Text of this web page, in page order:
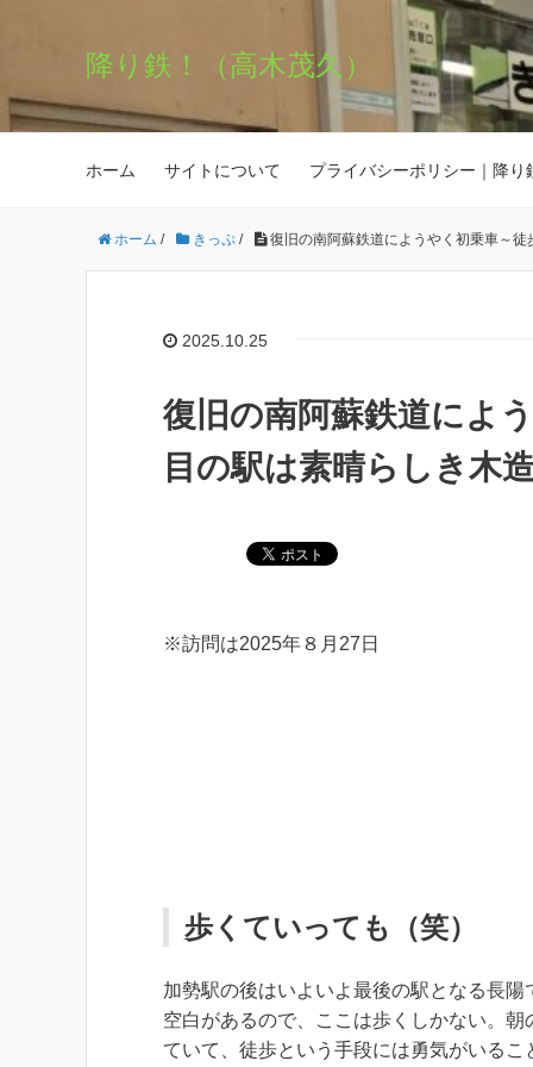
降り鉄！（高木茂久）
ホーム サイトについて プライバシーポリシー｜降り
ホーム / きっぷ / 復旧の南阿蘇鉄道にようやく初乗車～
2025.10.25
復旧の南阿蘇鉄道によ
目の駅は素晴らしき木
※訪問は2025年８月27日
歩くていっても（笑）
加勢駅の後はいよいよ最後の駅となる長
空白があるので、ここは歩くしかない。
ていて、徒歩という手段には勇気がいる